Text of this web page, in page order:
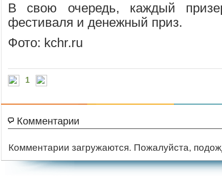
В свою очередь, каждый
фестиваля и денежный приз.
Фото: kchr.ru
1
Комментарии
Комментарии загружаются. Пожалуйста,